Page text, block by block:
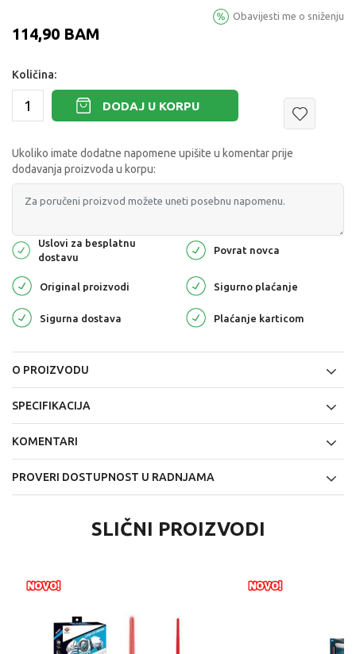
114,90 BAM
Obavijesti me o sniženju
Količina:
DODAJ U KORPU
Ukoliko imate dodatne napomene upišite u komentar prije
dodavanja proizvoda u korpu:
Uslovi za besplatnu
dostavu
Povrat novca
Original proizvodi Sigurno plaćanje
Sigurna dostava Plaćanje karticom
O PROIZVODU
SPECIFIKACIJA
KOMENTARI
PROVERI DOSTUPNOST U RADNJAMA
SLIČNI PROIZVODI